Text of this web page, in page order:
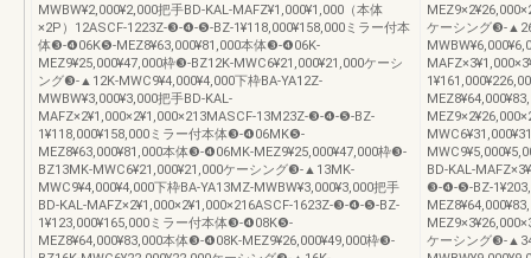
MWBW¥2,000¥2,000把手BD-KAL-MAFZ¥1,000¥1,000（本体
×2P）12ASCF-1223Z-❸-❹-❺-BZ-1¥118,000¥158,000ミラー付本
体❸-❹06K❺-MEZ8¥63,000¥81,000本体❸-❹06K-
MEZ9¥25,000¥47,000枠❸-BZ12K-MWC6¥21,000¥21,000ケーシ
ング❸-▲12K-MWC9¥4,000¥4,000下枠BA-YA12Z-
MWBW¥3,000¥3,000把手BD-KAL-
MAFZ×2¥1,000×2¥1,000×213MASCF-13M23Z-❸-❹-❺-BZ-
1¥118,000¥158,000ミラー付本体❸-❹06MK❺-
MEZ8¥63,000¥81,000本体❸-❹06MK-MEZ9¥25,000¥47,000枠❸-
BZ13MK-MWC6¥21,000¥21,000ケーシング❸-▲13MK-
MWC9¥4,000¥4,000下枠BA-YA13MZ-MWBW¥3,000¥3,000把手
BD-KAL-MAFZ×2¥1,000×2¥1,000×216ASCF-1623Z-❸-❹-❺-BZ-
1¥123,000¥165,000ミラー付本体❸-❹08K❺-
MEZ8¥64,000¥83,000本体❸-❹08K-MEZ9¥26,000¥49,000枠❸-
ケーシング❸-
BD-KAL-
❸-❹-❺-BZ-
ケーシング❸-